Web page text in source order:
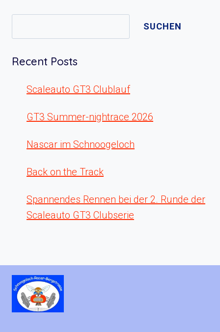
4
SUCHEN
Recent Posts
Scaleauto GT3 Clublauf
GT3 Summer-nightrace 2026
Nascar im Schnoogeloch
Back on the Track
Spannendes Rennen bei der 2. Runde der
Scaleauto GT3 Clubserie